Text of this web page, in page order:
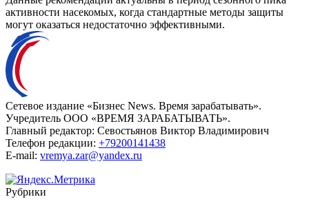
активности насекомых, когда стандартные методы защиты
могут оказаться недостаточно эффективными.
Сетевое издание «Бизнес News. Время зарабатывать».
Учредитель ООО «ВРЕМЯ ЗАРАБАТЫВАТЬ».
Главный редактор: Севостьянов Виктор Владимирович
Телефон редакции: +79200141438
E-mail: vremya.zar@yandex.ru
Рубрики